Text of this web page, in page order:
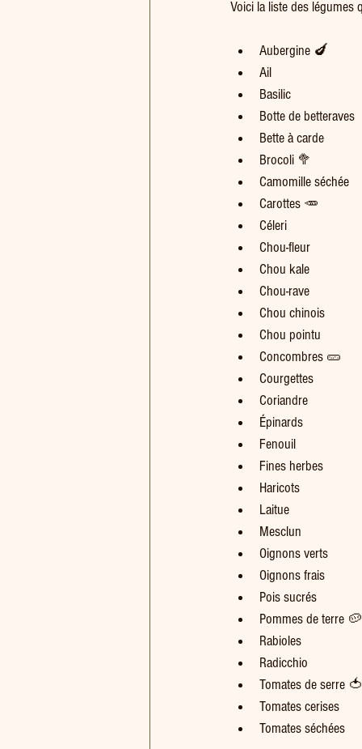
Voici la liste des légumes
Aubergine 🍆
Ail
Basilic
Botte de betteraves
Bette à carde
Brocoli 🥦
Camomille séchée
Carottes 🥕
Céleri
Chou-fleur
Chou kale
Chou-rave
Chou chinois
Chou pointu
Concombres 🥒
Courgettes
Coriandre
Épinards
Fenouil
Fines herbes
Haricots
Laitue
Mesclun
Oignons verts
Oignons frais
Pois sucrés
Pommes de terre 🥔
Rabioles
Radicchio
Tomates de serre 🍅
Tomates cerises
Tomates séchées